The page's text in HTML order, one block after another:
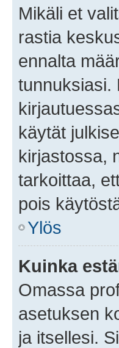
Mikäli et
rastia
ennalta
tunnuksiasi.
käytät
kirjastossa,
tarkoittaa,
pois
Ylös
Kuinka
Omassa
asetuksen
ja itsellesi.